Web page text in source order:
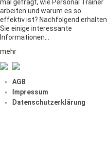
mal gefragt, wie Personal Trainer
arbeiten und warum es so
effektiv ist? Nachfolgend erhalten
Sie einige interessante
Informationen…
mehr
AGB
Impressum
Datenschutzerklärung